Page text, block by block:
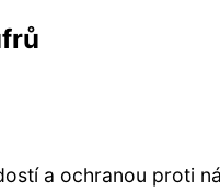
a ochranou proti